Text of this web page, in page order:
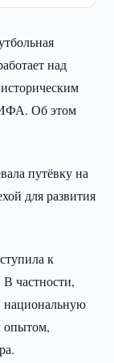
над
Об этом
путёвку на
для развития
к
частности,
национальную
опытом,